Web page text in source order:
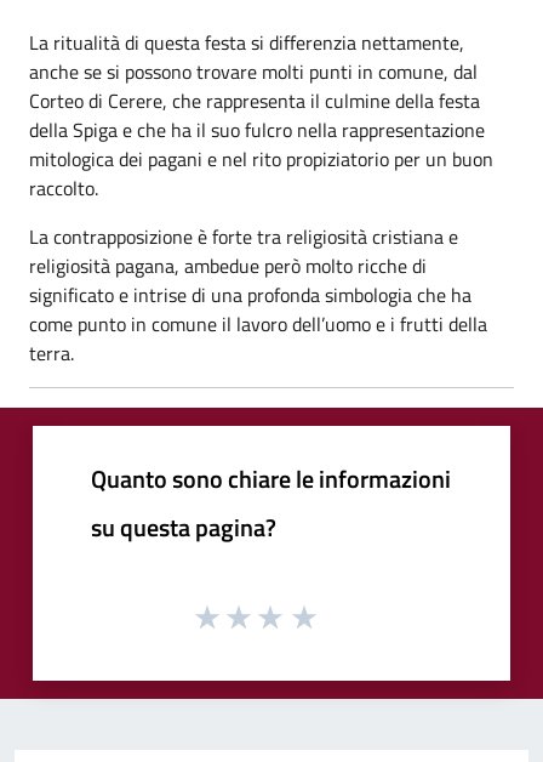
La ritualità di questa festa si differenzia nettamente,
anche se si possono trovare molti punti in comune, dal
Corteo di Cerere, che rappresenta il culmine della festa
della Spiga e che ha il suo fulcro nella rappresentazione
mitologica dei pagani e nel rito propiziatorio per un buon
raccolto.
La contrapposizione è forte tra religiosità cristiana e
religiosità pagana, ambedue però molto ricche di
significato e intrise di una profonda simbologia che ha
come punto in comune il lavoro dell’uomo e i frutti della
terra.
Quanto sono chiare le informazioni
su questa pagina?